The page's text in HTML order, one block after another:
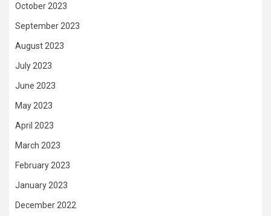
October 2023
September 2023
August 2023
July 2023
June 2023
May 2023
April 2023
March 2023
February 2023
January 2023
December 2022